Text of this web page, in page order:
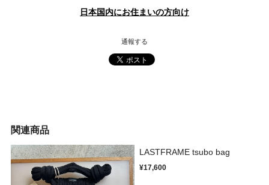
日本国内にお住まいの方向け
通報する
関連商品
LASTFRAME tsubo bag
¥17,600